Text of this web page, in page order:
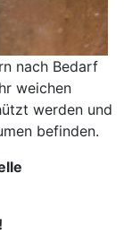
nach Bedarf
weichen
werden und
befinden.